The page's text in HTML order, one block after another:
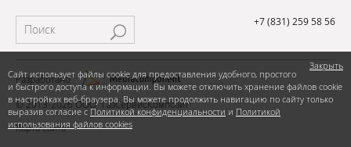
+7 (831) 259 58 56
© 2013-2026 ООО "ГазСервисКомпозит"
Карта сайта
Разработано
Закрыть
Сайт использует файлы cookie для предоставления удобного, простого
и быстрого доступа к информации. Вы можете отключить хранение файлов cookie
в настройках веб-браузера. Вы можете продолжить навигацию по сайту только
выразив согласие с Политикой конфиденциальности и Политикой
использования файлов cookies